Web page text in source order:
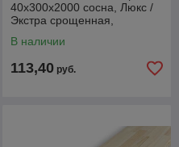
40х300х2000 сосна, Люкс /
Экстра срощенная,
В наличии
113,40 руб.